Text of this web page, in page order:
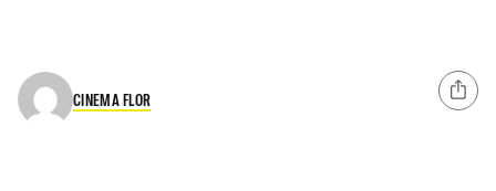
CINEMA FLOR